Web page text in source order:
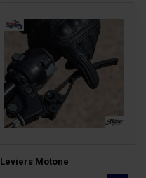
Leviers Motone